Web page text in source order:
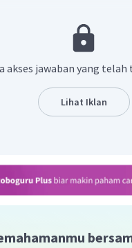
akses jawaban yang
Lihat Iklan